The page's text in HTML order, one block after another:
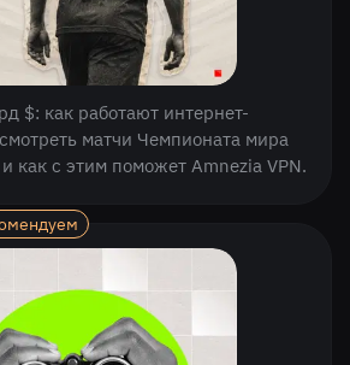
$: как работают интернет-
матчи Чемпионата мира
как с этим поможет Amnezia VPN.